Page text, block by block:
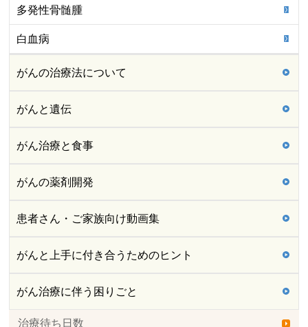
多発性骨髄腫
白血病
がんの治療法について
がんと遺伝
がん治療と食事
がんの薬剤開発
患者さん・ご家族向け動画集
がんと上手に付き合うためのヒント
がん治療に伴う困りごと
治療待ち日数